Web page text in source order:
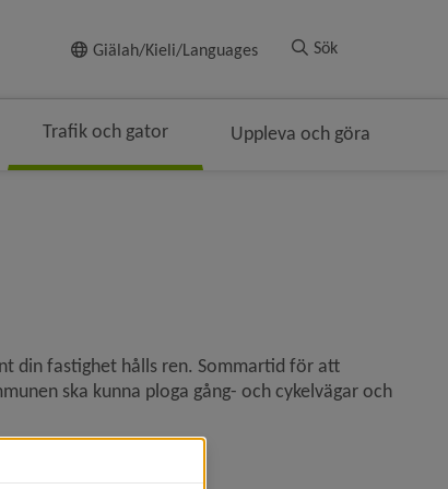
Giälah/Kieli/Languages Sök
Trafik och gator Uppleva och göra
din fastighet hålls ren. Sommartid för att
ska kunna ploga gång- och cykelvägar och